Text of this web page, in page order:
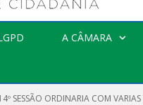
A CÂMARA
SESSÃO ORDINARIA COM